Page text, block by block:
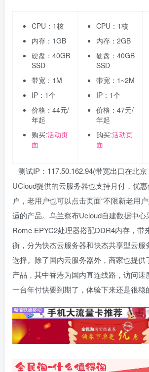
CPU：1核
内存：1GB
硬盘：40GB
SSD
带宽：1M
IP：1个
价格：44元/
年起
购买:活动页
面
CPU：1核
内存：2GB
硬盘：40GB
SSD
带宽：1~2M
IP：1个
价格：47元/
年起
购买:活动页
面
测试IP：117.50.162.94(带宽出口在北
UCloud提供的云服务器也支持月付，优
户，老用户也可以点击页面“不限新老用
适的产品。乌兰察布Ucloud自建数据中
Rome EPYC2处理器搭配DDR4内存，带
衡，分为快杰云服务器和快杰共享型云服
选择。除了国内云服务器外，商家也提供
产品，其中香港为国内直连线路，访问速
一台年付快要到期了，体验下来还是很稳